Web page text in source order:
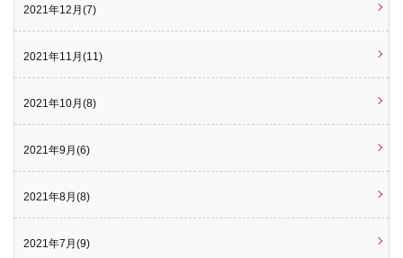
2021年12月(7)
2021年11月(11)
2021年10月(8)
2021年9月(6)
2021年8月(8)
2021年7月(9)